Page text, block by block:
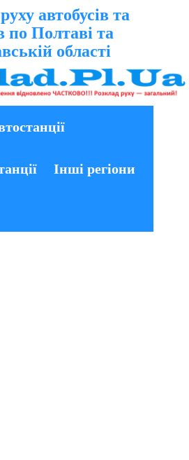
автобусів та
по Полтаві та
області
Інші регіони